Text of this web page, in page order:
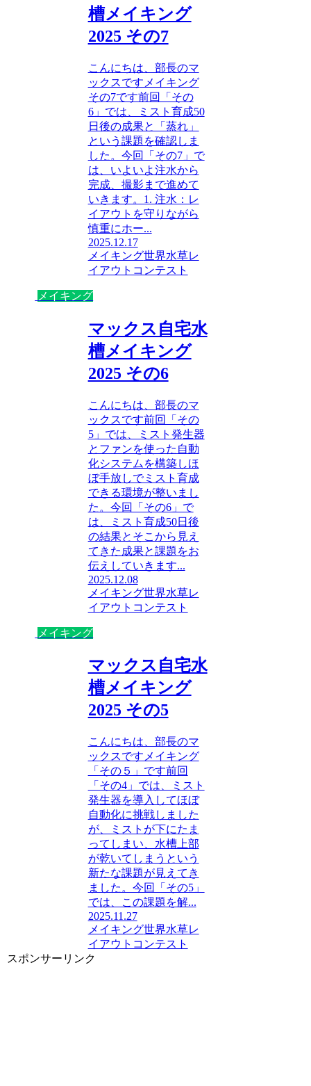
槽メイキング
2025 その7
こんにちは、部長のマ
ックスですメイキング
その7です前回「その
6」では、ミスト育成50
日後の成果と「蒸れ」
という課題を確認しま
した。今回「その7」で
は、いよいよ注水から
完成、撮影まで進めて
いきます。1. 注水：レ
イアウトを守りながら
慎重にホー...
2025.12.17
メイキング世界水草レ
イアウトコンテスト
メイキング
マックス自宅水
槽メイキング
2025 その6
こんにちは、部長のマ
ックスです前回「その
5」では、ミスト発生器
とファンを使った自動
化システムを構築しほ
ぼ手放しでミスト育成
できる環境が整いまし
た。今回「その6」で
は、ミスト育成50日後
の結果とそこから見え
てきた成果と課題をお
伝えしていきます...
2025.12.08
メイキング世界水草レ
イアウトコンテスト
メイキング
マックス自宅水
槽メイキング
2025 その5
こんにちは、部長のマ
ックスですメイキング
「その５」です前回
「その4」では、ミスト
発生器を導入してほぼ
自動化に挑戦しました
が、ミストが下にたま
ってしまい、水槽上部
が乾いてしまうという
新たな課題が見えてき
ました。今回「その5」
では、この課題を解...
2025.11.27
メイキング世界水草レ
イアウトコンテスト
スポンサーリンク